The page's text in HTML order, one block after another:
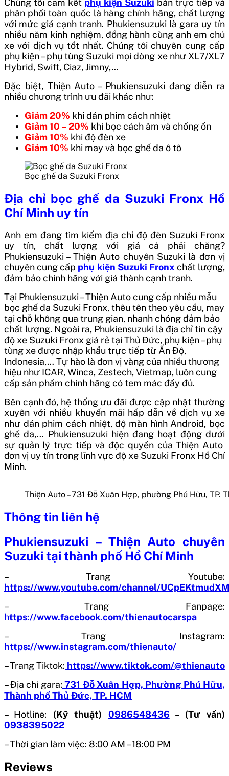
phân phối toàn quốc là hàng chính hãng, chất lượng
với mức giá cạnh tranh. Phukiensuzuki là gara uy tín
nhiều năm kinh nghiệm, đồng hành cùng anh em chủ
xe với dịch vụ tốt nhất. Chúng tôi chuyên cung cấp
phụ kiện – phụ tùng Suzuki mọi dòng xe như XL7/XL7
Hybrid, Swift, Ciaz, Jimny,…
Đặc biệt, Thiện Auto – Phukiensuzuki đang diễn ra
nhiều chương trình ưu đãi khác như:
Giảm 20% khi dán phim cách nhiệt
Giảm 10 – 20% khi bọc cách âm và chống ồn
Giảm 10% khi độ đèn xe
Giảm 10% khi may và bọc ghế da ô tô
Bọc ghế da Suzuki Fronx
Địa chỉ bọc ghế da Suzuki Fronx Hồ
Chí Minh uy tín
Anh em đang tìm kiếm địa chỉ độ đèn Suzuki Fronx
uy tín, chất lượng với giá cả phải chăng?
Phukiensuzuki – Thiện Auto chuyên Suzuki là đơn vị
chuyên cung cấp phụ kiện Suzuki Fronx chất lượng,
đảm bảo chính hãng với giá thành cạnh tranh.
Tại Phukiensuzuki – Thiện Auto cung cấp nhiều mẫu
bọc ghế da Suzuki Fronx, thêu tên theo yêu cầu, may
tại chỗ không qua trung gian, nhanh chóng đảm bảo
chất lượng. Ngoài ra, Phukiensuzuki là địa chỉ tin cậy
độ xe Suzuki Fronx giá rẻ tại Thủ Đức, phụ kiện – phụ
tùng xe được nhập khẩu trực tiếp từ Ấn Độ,
Indonesia,… Tự hào là đơn vị vàng của nhiều thương
hiệu như ICAR, Winca, Zestech, Vietmap, luôn cung
cấp sản phẩm chính hãng có tem mác đầy đủ.
Bên cạnh đó, hệ thống ưu đãi được cập nhật thường
xuyên với nhiều khuyến mãi hấp dẫn về dịch vụ xe
như dán phim cách nhiệt, độ màn hình Android, bọc
ghế da,… Phukiensuzuki hiện đang hoạt động dưới
sự quản lý trực tiếp và độc quyền của Thiện Auto
đơn vị uy tín trong lĩnh vực độ xe Suzuki Fronx Hồ Chí
Minh.
Thiện Auto – 731 Đỗ Xuân Hợp, phường Phú Hữu, TP.
Thông tin liên hệ
Phukiensuzuki – Thiện Auto chuyên
Suzuki tại thành phố Hồ Chí Minh
– Trang Youtube:
https://www.youtube.com/channel/
– Trang Fanpage:
https://www.facebook.com/thienautocarspa
– Trang Instagram:
https://www.instagram.com/thienauto/
– Trang Tiktok: https://www.tiktok.com/@thienauto
– Địa chỉ gara: 731 Đỗ Xuân Hợp, Phường Phú Hữu,
Thành phố Thủ Đức, TP. HCM
– Hotline: (Kỹ thuật) 0986548436 – (Tư vấn)
0938395022
– Thời gian làm việc: 8:00 AM – 18:00 PM
Reviews